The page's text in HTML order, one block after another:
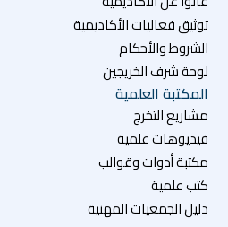
توثيق فعاليات الأكاديمية
الشروط والأحكام
لوحة شرف الخريجين
المكتبة العلمية
مشاريع التخرج
فيديوهات علمية
مكتبة أدوات وقوالب
كتب علمية
دليل الجمعيات المهنية